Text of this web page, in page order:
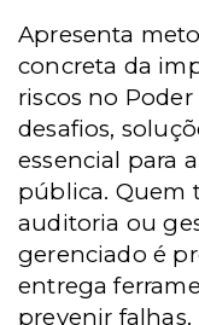
Apresenta
concreta da
riscos no Poder
desafios,
essencial para
pública. Quem
auditoria ou
gerenciado é
entrega
prevenir